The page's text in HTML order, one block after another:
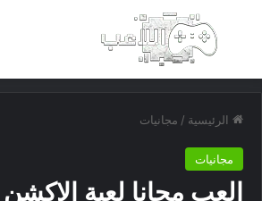
بحث عن
الرئيسية / مجانيات
مجانيات